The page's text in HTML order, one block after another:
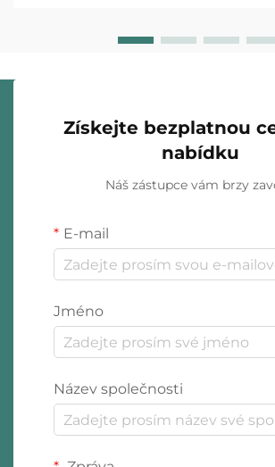
Získejte bezplatnou
nabídku
Náš zástupce vám brzy
E-mail
Jméno
Název společnosti